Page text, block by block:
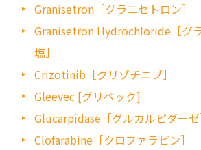
Granisetron［グラニセトロン］
Granisetron Hydrochloride［グ
塩］
Crizotinib［クリゾチニブ］
Gleevec [グリベック]
Glucarpidase［グルカルピダーゼ
Clofarabine［クロファラビン］